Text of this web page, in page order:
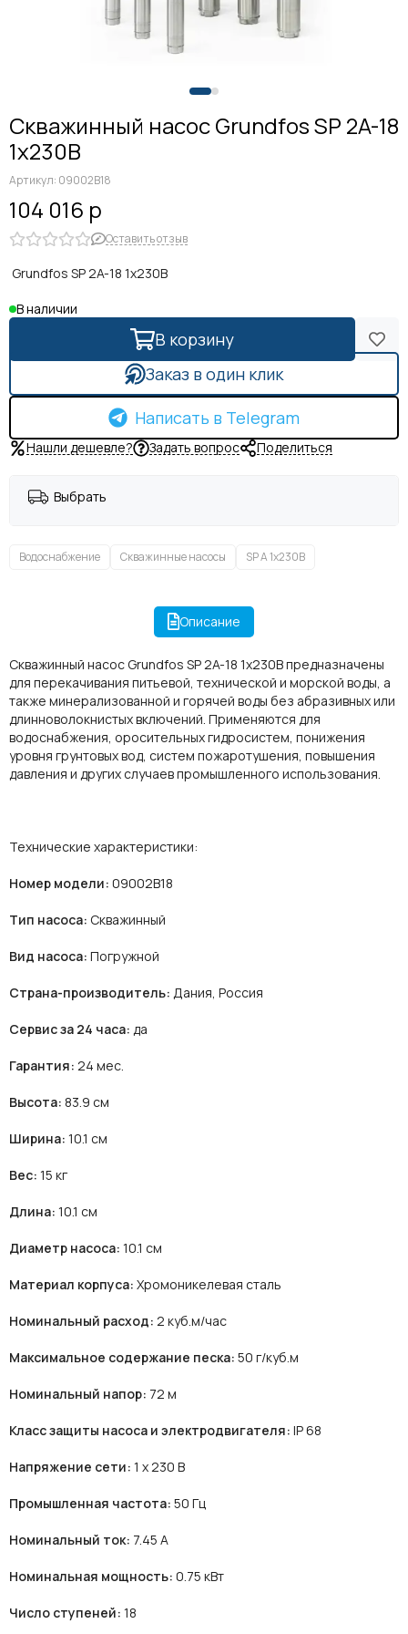
Скважинный насос Grundfos SP 2A-18
1x230В
Артикул: 09002B18
104 016 р
Оставить отзыв
Grundfos SP 2A-18 1x230В
В наличии
В корзину
Заказ в один клик
Написать в Telegram
Нашли дешевле? Задать вопрос Поделиться
Выбрать
Водоснабжение Скважинные насосы SP A 1x230В
Описание
Скважинный насос Grundfos SP 2A-18 1x230В предназначены
для перекачивания питьевой, технической и морской воды, а
также минерализованной и горячей воды без абразивных или
длинноволокнистых включений. Применяются для
водоснабжения, оросительных гидросистем, понижения
уровня грунтовых вод, систем пожаротушения, повышения
давления и других случаев промышленного использования.
Технические характеристики:
Номер модели: 09002B18
Тип насоса: Скважинный
Вид насоса: Погружной
Страна-производитель: Дания, Россия
Сервис за 24 часа: да
Гарантия: 24 мес.
Высота: 83.9 см
Ширина: 10.1 см
Вес: 15 кг
Длина: 10.1 см
Диаметр насоса: 10.1 см
Материал корпуса: Хромоникелевая сталь
Номинальный расход: 2 куб.м/час
Максимальное содержание песка: 50 г/куб.м
Номинальный напор: 72 м
Класс защиты насоса и электродвигателя: IP 68
Напряжение сети: 1 х 230 В
Промышленная частота: 50 Гц
Номинальный ток: 7.45 А
Номинальная мощность: 0.75 кВт
Число ступеней: 18